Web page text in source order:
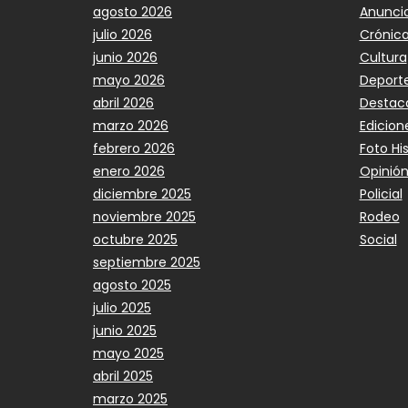
agosto 2026
julio 2026
junio 2026
mayo 2026
abril 2026
marzo 2026
febrero 2026
enero 2026
diciembre 2025
noviembre 2025
octubre 2025
septiembre 2025
agosto 2025
julio 2025
junio 2025
mayo 2025
abril 2025
marzo 2025
Crónica
Cultura
Foto
Opinión
Policial
Rodeo
Social